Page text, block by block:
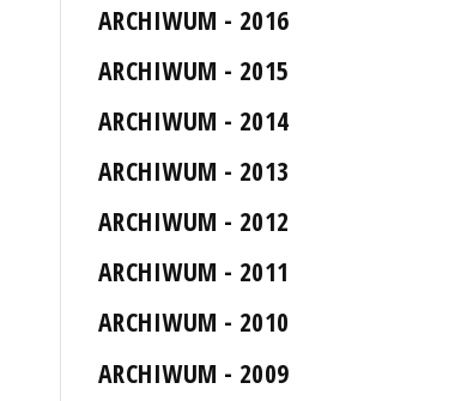
ARCHIWUM - 2016
ARCHIWUM - 2015
ARCHIWUM - 2014
ARCHIWUM - 2013
ARCHIWUM - 2012
ARCHIWUM - 2011
ARCHIWUM - 2010
ARCHIWUM - 2009